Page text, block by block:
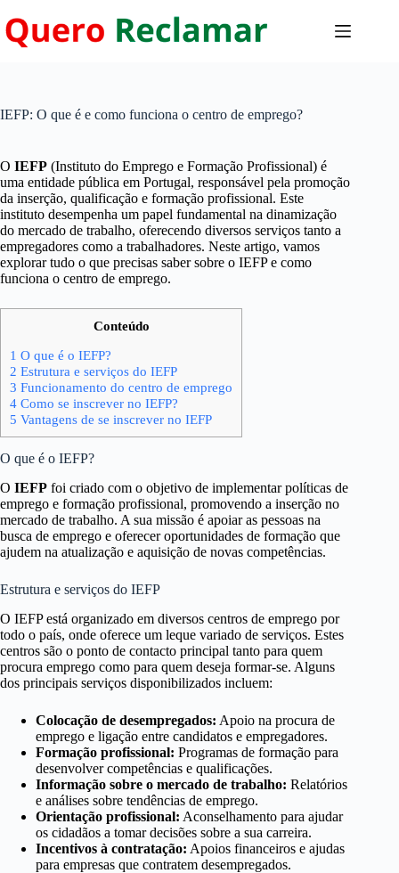
para
o
IEFP: O que é e como funciona o centro de emprego?
O IEFP (Instituto do Emprego e Formação Profissional) é
uma entidade pública em Portugal, responsável pela promoção
da inserção, qualificação e formação profissional. Este
instituto desempenha um papel fundamental na dinamização
do mercado de trabalho, oferecendo diversos serviços tanto a
empregadores como a trabalhadores. Neste artigo, vamos
explorar tudo o que precisas saber sobre o IEFP e como
funciona o centro de emprego.
Conteúdo
1 O que é o IEFP?
2 Estrutura e serviços do IEFP
3 Funcionamento do centro de emprego
4 Como se inscrever no IEFP?
5 Vantagens de se inscrever no IEFP
O que é o IEFP?
O IEFP foi criado com o objetivo de implementar políticas de
emprego e formação profissional, promovendo a inserção no
mercado de trabalho. A sua missão é apoiar as pessoas na
busca de emprego e oferecer oportunidades de formação que
ajudem na atualização e aquisição de novas competências.
Estrutura e serviços do IEFP
O IEFP está organizado em diversos centros de emprego por
todo o país, onde oferece um leque variado de serviços. Estes
centros são o ponto de contacto principal tanto para quem
procura emprego como para quem deseja formar-se. Alguns
dos principais serviços disponibilizados incluem:
Colocação de desempregados: Apoio na procura de
emprego e ligação entre candidatos e empregadores.
Formação profissional: Programas de formação para
desenvolver competências e qualificações.
Informação sobre o mercado de trabalho: Relatórios
e análises sobre tendências de emprego.
Orientação profissional: Aconselhamento para ajudar
os cidadãos a tomar decisões sobre a sua carreira.
Incentivos à contratação: Apoios financeiros e ajudas
para empresas que contratem desempregados.